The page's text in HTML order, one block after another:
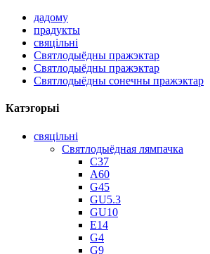
дадому
прадукты
свяцільні
Святлодыёдны пражэктар
Святлодыёдны пражэктар
Святлодыёдны сонечны пражэктар
Катэгорыі
свяцільні
Святлодыёдная лямпачка
C37
A60
G45
GU5.3
GU10
E14
G4
G9